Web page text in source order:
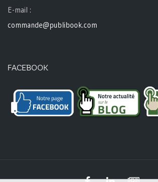
E-mail :
commande@publibook.com
FACEBOOK